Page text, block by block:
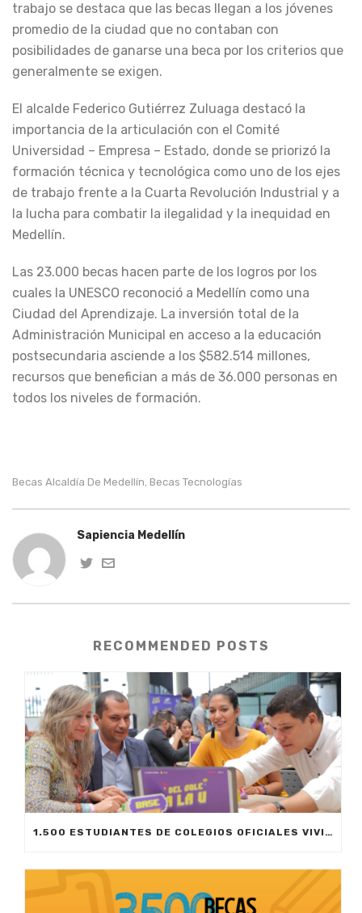
trabajo se destaca que las becas llegan a los jóvenes
promedio de la ciudad que no contaban con
posibilidades de ganarse una beca por los criterios que
generalmente se exigen.
El alcalde Federico Gutiérrez Zuluaga destacó la
importancia de la articulación con el Comité
Universidad – Empresa – Estado, donde se priorizó la
formación técnica y tecnológica como uno de los ejes
de trabajo frente a la Cuarta Revolución Industrial y a
la lucha para combatir la ilegalidad y la inequidad en
Medellín.
Las 23.000 becas hacen parte de los logros por los
cuales la UNESCO reconoció a Medellín como una
Ciudad del Aprendizaje. La inversión total de la
Administración Municipal en acceso a la educación
postsecundaria asciende a los $582.514 millones,
recursos que benefician a más de 36.000 personas en
todos los niveles de formación.
Becas Alcaldía De Medellín, Becas Tecnologías
Sapiencia Medellín
RECOMMENDED POSTS
1.500 ESTUDIANTES DE COLEGIOS OFICIALES VIVIRÁN SU PRIMERA EXPERIENCIA UNIVERSITARIA